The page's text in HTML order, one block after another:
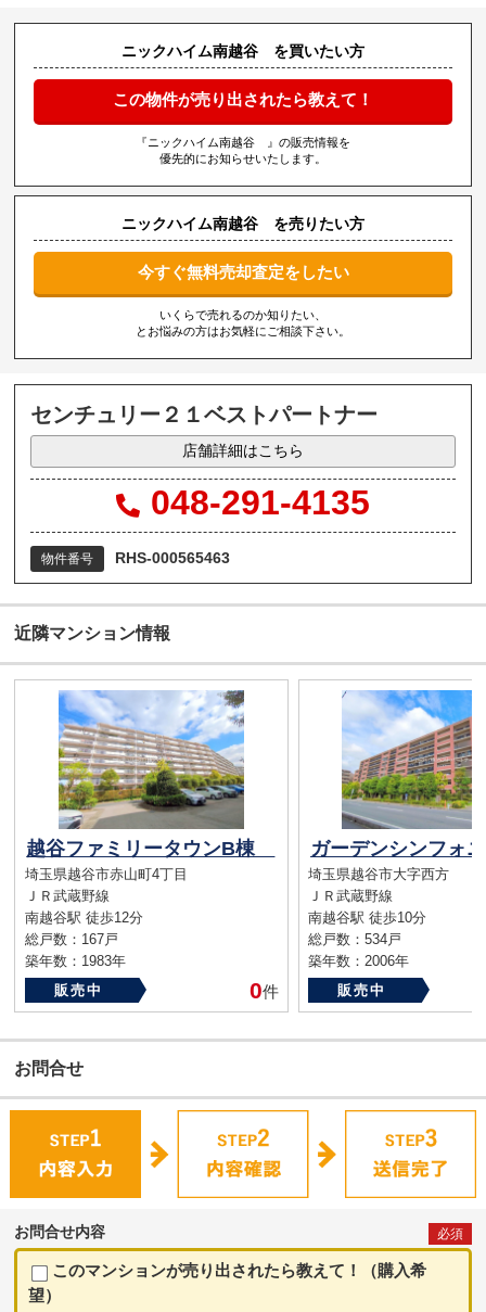
ニックハイム南越谷 を買いたい方
この物件が売り出されたら教えて！
『ニックハイム南越谷 』の販売情報を
優先的にお知らせいたします。
ニックハイム南越谷 を売りたい方
今すぐ無料売却査定をしたい
いくらで売れるのか知りたい、
とお悩みの方はお気軽にご相談下さい。
センチュリー２１ベストパートナー
店舗詳細はこちら
048-291-4135
物件番号 RHS-000565463
近隣マンション情報
越谷ファミリータウンB棟
埼玉県越谷市赤山町4丁目
ＪＲ武蔵野線
南越谷駅 徒歩12分
総戸数：167戸
築年数：1983年
販売中
0件
埼玉県越谷市大字西方
ＪＲ武蔵野線
南越谷駅 徒歩10分
総戸数：534戸
築年数：2006年
販売中
お問合せ
お問合せ内容 必須
このマンションが売り出されたら教えて！（購入希
望）